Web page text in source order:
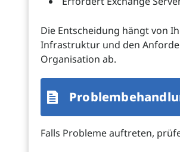
Die Entscheidung hängt von
Infrastruktur und den
Organisation ab.
Falls Probleme auftreten,